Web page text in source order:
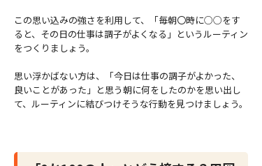
この思い込みの強さを利用して、「毎朝〇時に○○をす
ると、その日の仕事は調子がよくなる」というルーティン
をつくりましょう。
思い浮かばない方は、「今日は仕事の調子がよかった、
良いことがあった」と思う朝に何をしたのかを思い出し
て、ルーティンに結びつけそうな行動を見つけましょう。